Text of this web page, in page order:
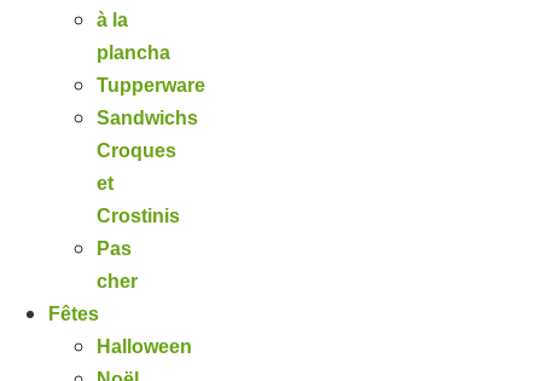
à la
plancha
Tupperware
Sandwichs
Croques
et
Crostinis
Pas
cher
Fêtes
Halloween